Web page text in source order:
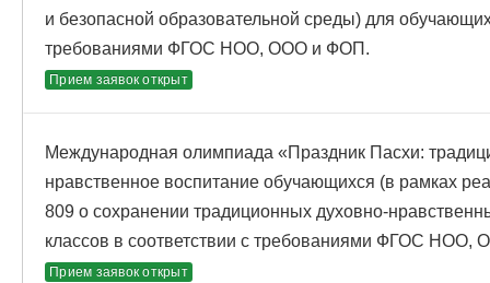
и безопасной образовательной среды) для
требованиями ФГОС НОО, ООО и ФОП.
Прием заявок открыт
Международная олимпиада «Праздник Пасхи:
нравственное воспитание обучающихся (в рамках
809 о сохранении традиционных духовно-
классов в соответствии с требованиями ФГОС
Прием заявок открыт